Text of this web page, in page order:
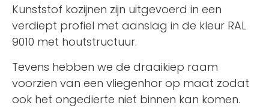
Kunststof kozijnen zijn uitgevoerd in een
verdiept profiel met aanslag in de kleur RAL
9010 met houtstructuur.
Tevens hebben we de draaikiep raam
voorzien van een vliegenhor op maat zodat
ook het ongedierte niet binnen kan komen.